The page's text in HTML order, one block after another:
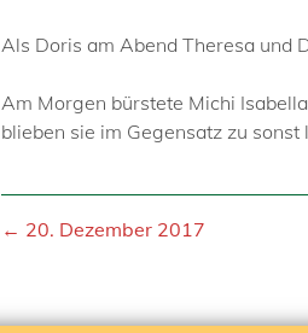
Als Doris am Abend Theresa und
Am Morgen bürstete Michi
blieben sie im Gegensatz zu
← 20. Dezember 2017